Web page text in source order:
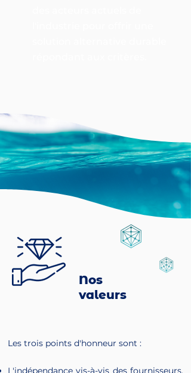
Nos
valeurs
Les trois points d'honneur sont :
L'indépendance vis-à-vis des fournisseurs,